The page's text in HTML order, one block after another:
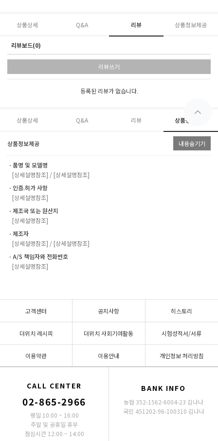
상품상세 Q&A 리뷰 상품정보제공
리뷰보드(0)
리뷰쓰기
등록된 리뷰가 없습니다.
상품상세 Q&A 리뷰 상품정보제공
상품정보제공 내용숨기기
ㆍ품명 및 모델명
[상세설명참조] / [상세설명참조]
ㆍ인증.허가 사항
[상세설명참조]
ㆍ제조국 또는 원산지
[상세설명참조]
ㆍ제조자
[상세설명참조] / [상세설명참조]
ㆍA/S 책임자와 전화번호
[상세설명참조]
고객센터 공지사항 히스토리
더위치 레시피 더위치 사회기여활동 시험성적서/서류
이용약관 이용안내 개인정보 처리방침
CALL CENTER
02-865-2966
평일 10:00 ~ 16:00
주말 및 공휴일 휴무
점심시간 12:00 ~ 14:00
BANK INFO
농협 352-1562-6004-23 김나나
국민 451202-96-100310 김나나